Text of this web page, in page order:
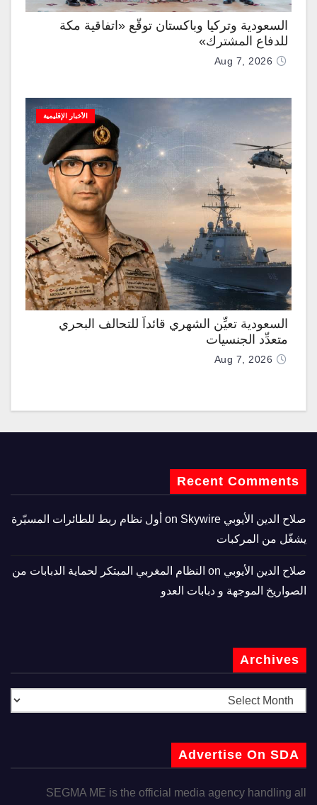
السعودية وتركيا وباكستان توقّع «اتفاقية مكة
للدفاع المشترك»
Aug 7, 2026
الأخبار الإقليمية
السعودية تعيِّن الشهري قائداً للتحالف البحري
متعدِّد الجنسيات
Aug 7, 2026
Recent Comments
صلاح الدين الأيوبي
Skywire أول نظام ربط للطائرات المسيّرة
يشغّل من المركبات
صلاح الدين الأيوبي
النظام المغربي المبتكر لحماية الدبابات من
الصواريخ الموجهة و دبابات العدو
Archives
Advertise On SDA
SEGMA ME is the official media agency handling all